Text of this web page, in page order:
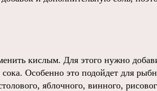
кислым. Для этого нужно
Особенно это подойдет для
яблочного, винного,